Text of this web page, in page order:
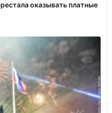
оказывать платные